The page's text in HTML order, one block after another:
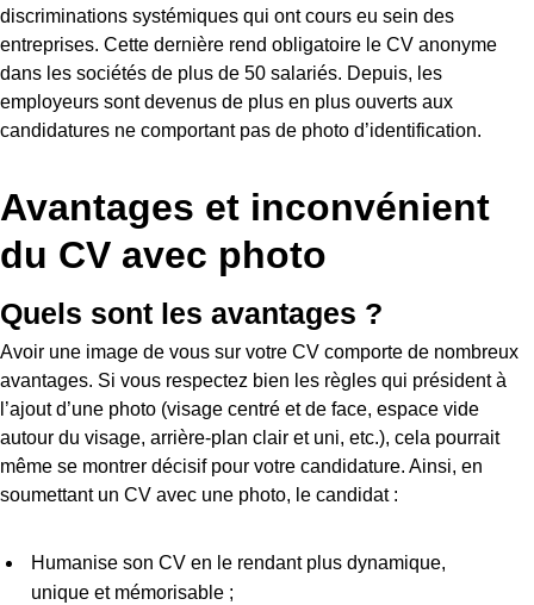
discriminations systémiques qui ont cours eu sein des
entreprises. Cette dernière rend obligatoire le CV anonyme
dans les sociétés de plus de 50 salariés. Depuis, les
employeurs sont devenus de plus en plus ouverts aux
candidatures ne comportant pas de photo d’identification.
Avantages et inconvénient
du CV avec photo
Quels sont les avantages ?
Avoir une image de vous sur votre CV comporte de nombreux
avantages. Si vous respectez bien les règles qui président à
l’ajout d’une photo (visage centré et de face, espace vide
autour du visage, arrière-plan clair et uni, etc.), cela pourrait
même se montrer décisif pour votre candidature. Ainsi, en
soumettant un CV avec une photo, le candidat :
Humanise son CV en le rendant plus dynamique,
unique et mémorisable ;